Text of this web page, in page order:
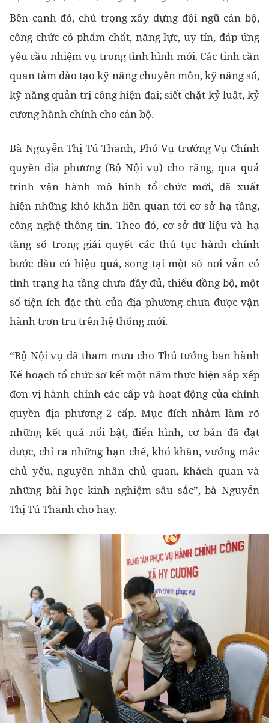
Bên cạnh đó, chú trọng xây dựng đội ngũ cán bộ,
công chức có phẩm chất, năng lực, uy tín, đáp ứng
yêu cầu nhiệm vụ trong tình hình mới. Các tỉnh cần
quan tâm đào tạo kỹ năng chuyên môn, kỹ năng số,
kỹ năng quản trị công hiện đại; siết chặt kỷ luật, kỷ
cương hành chính cho cán bộ.
Bà Nguyễn Thị Tú Thanh, Phó Vụ trưởng Vụ Chính
quyền địa phương (Bộ Nội vụ) cho rằng, qua quá
trình vận hành mô hình tổ chức mới, đã xuất
hiện những khó khăn liên quan tới cơ sở hạ tầng,
công nghệ thông tin. Theo đó, cơ sở dữ liệu và hạ
tầng số trong giải quyết các thủ tục hành chính
bước đầu có hiệu quả, song tại một số nơi vẫn có
tình trạng hạ tầng chưa đầy đủ, thiếu đồng bộ, một
số tiện ích đặc thù của địa phương chưa được vận
hành trơn tru trên hệ thống mới.
“Bộ Nội vụ đã tham mưu cho Thủ tướng ban hành
Kế hoạch tổ chức sơ kết một năm thực hiện sắp xếp
đơn vị hành chính các cấp và hoạt động của chính
quyền địa phương 2 cấp. Mục đích nhằm làm rõ
những kết quả nổi bật, điển hình, cơ bản đã đạt
được, chỉ ra những hạn chế, khó khăn, vướng mắc
chủ yếu, nguyên nhân chủ quan, khách quan và
những bài học kinh nghiệm sâu sắc”, bà Nguyễn
Thị Tú Thanh cho hay.